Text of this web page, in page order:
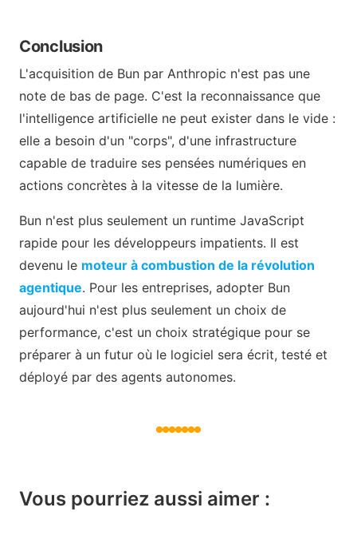
Conclusion
L'acquisition de Bun par Anthropic n'est pas une
note de bas de page. C'est la reconnaissance que
l'intelligence artificielle ne peut exister dans le vide :
elle a besoin d'un "corps", d'une infrastructure
capable de traduire ses pensées numériques en
actions concrètes à la vitesse de la lumière.
Bun n'est plus seulement un runtime JavaScript
rapide pour les développeurs impatients. Il est
devenu le moteur à combustion de la révolution
agentique. Pour les entreprises, adopter Bun
aujourd'hui n'est plus seulement un choix de
performance, c'est un choix stratégique pour se
préparer à un futur où le logiciel sera écrit, testé et
déployé par des agents autonomes.
Vous pourriez aussi aimer :